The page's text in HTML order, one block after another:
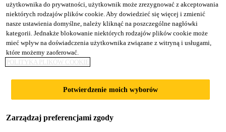
SIKAFLEX®-
AUTOTAPE
użytkownika do prywatności, użytkownik może zrezygnować z akceptowania
niektórych rodzajów plików cookie. Aby dowiedzieć się więcej i zmienić
nasze ustawienia domyślne, należy kliknąć na poszczególne nagłówki
kategorii. Jednakże blokowanie niektórych rodzajów plików cookie może
mieć wpływ na doświadczenia użytkownika związane z witryną i usługami,
które możemy zaoferować.
POLITYKA PLIKÓW COOKIE
Potwierdzenie moich wyborów
Zarządzaj preferencjami zgody